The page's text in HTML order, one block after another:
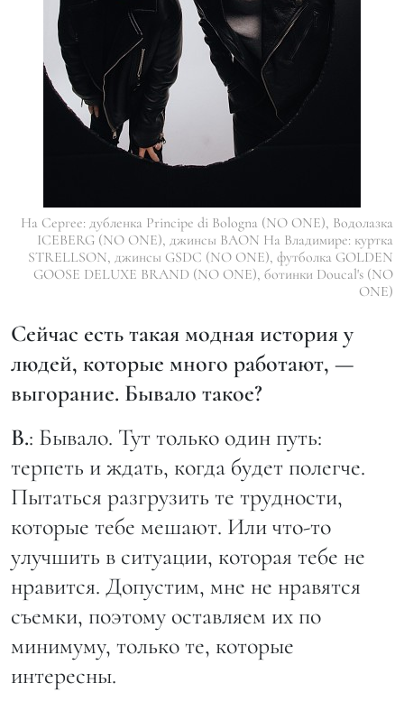
На Сергее: дубленка Principe di Bologna (NO ONE), Водолазка
ICEBERG (NO ONE), джинсы BAON На Владимире: куртка
STRELLSON, джинсы GSDC (NO ONE), футболка GOLDEN
GOOSE DELUXE BRAND (NO ONE), ботинки Doucal's (NO
ONE)
Сейчас есть такая модная история у
людей, которые много работают, —
выгорание. Бывало такое?
В.: Бывало. Тут только один путь:
терпеть и ждать, когда будет полегче.
Пытаться разгрузить те трудности,
которые тебе мешают. Или что-то
улучшить в ситуации, которая тебе не
нравится. Допустим, мне не нравятся
съемки, поэтому оставляем их по
минимуму, только те, которые
интересны.